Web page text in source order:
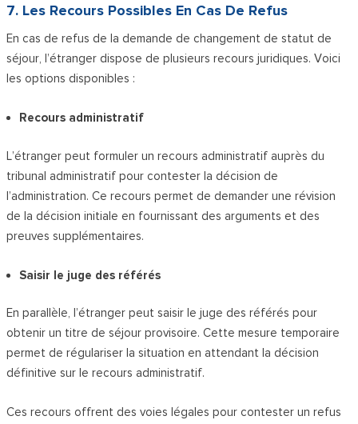
7. Les Recours Possibles En Cas De Refus
En cas de refus de la demande de changement de statut de
séjour, l’étranger dispose de plusieurs recours juridiques. Voici
les options disponibles :
Recours administratif
L’étranger peut formuler un recours administratif auprès du
tribunal administratif pour contester la décision de
l’administration. Ce recours permet de demander une révision
de la décision initiale en fournissant des arguments et des
preuves supplémentaires.
Saisir le juge des référés
En parallèle, l’étranger peut saisir le juge des référés pour
obtenir un titre de séjour provisoire. Cette mesure temporaire
permet de régulariser la situation en attendant la décision
définitive sur le recours administratif.
Ces recours offrent des voies légales pour contester un refus